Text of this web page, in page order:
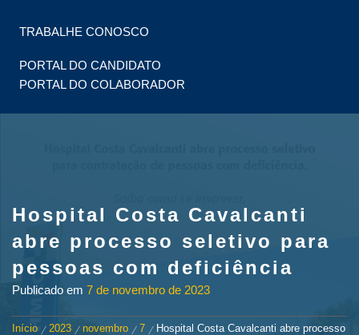
TRABALHE CONOSCO
PORTAL DO CANDIDATO
PORTAL DO COLABORADOR
Hospital Costa Cavalcanti
abre processo seletivo para
pessoas com deficiência
Publicado em 7 de novembro de 2023
Início 2023 novembro 7
Hospital Costa Cavalcanti abre processo